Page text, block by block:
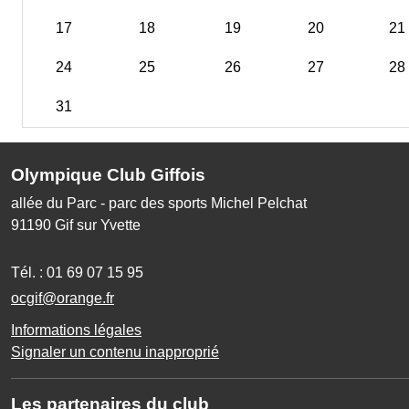
17 18 19 20 21
24 25 26 27 28
31
Olympique Club Giffois
allée du Parc - parc des sports Michel Pelchat
91190 Gif sur Yvette
Tél. : 01 69 07 15 95
ocgif@orange.fr
Informations légales
Signaler un contenu inapproprié
Les partenaires du club